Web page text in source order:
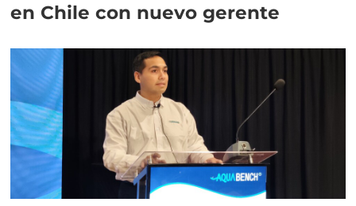
en Chile con nuevo gerente